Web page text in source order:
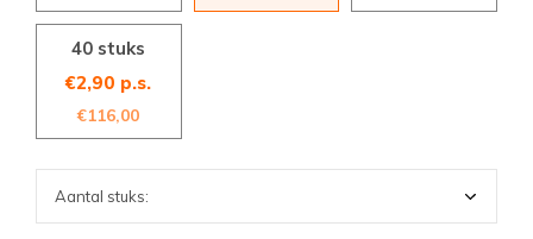
40 stuks
€2,90 p.s.
€116,00